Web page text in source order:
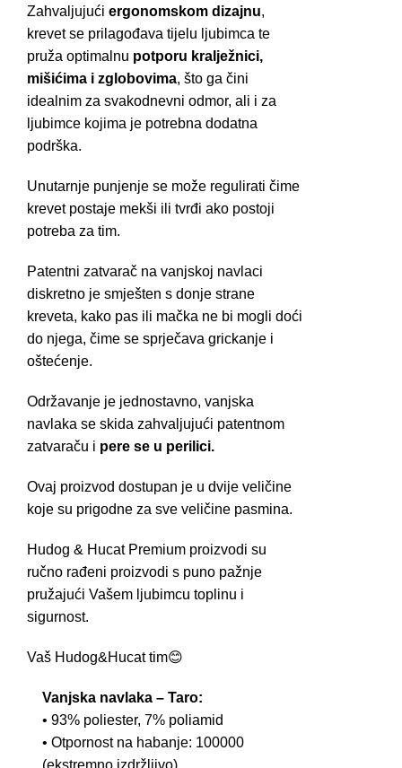
Zahvaljujući ergonomskom dizajnu,
krevet se prilagođava tijelu ljubimca te
pruža optimalnu potporu kralježnici,
mišićima i zglobovima, što ga čini
idealnim za svakodnevni odmor, ali i za
ljubimce kojima je potrebna dodatna
podrška.
Unutarnje punjenje se može regulirati čime
krevet postaje mekši ili tvrđi ako postoji
potreba za tim.
Patentni zatvarač na vanjskoj navlaci
diskretno je smješten s donje strane
kreveta, kako pas ili mačka ne bi mogli doći
do njega, čime se sprječava grickanje i
oštećenje.
Održavanje je jednostavno, vanjska
navlaka se skida zahvaljujući patentnom
zatvaraču i pere se u perilici.
Ovaj proizvod dostupan je u dvije veličine
koje su prigodne za sve veličine pasmina.
Hudog & Hucat Premium proizvodi su
ručno rađeni proizvodi s puno pažnje
pružajući Vašem ljubimcu toplinu i
sigurnost.
Vaš Hudog&Hucat tim😊
Vanjska navlaka – Taro:
• 93% poliester, 7% poliamid
• Otpornost na habanje: 100000